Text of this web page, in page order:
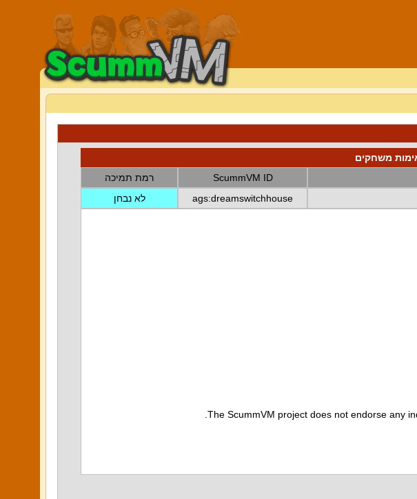
משחקים
ScummVM ID
רמת תמיכה
ags:dreamswitchhouse לא נבחן
The ScummVM project does not endorse any